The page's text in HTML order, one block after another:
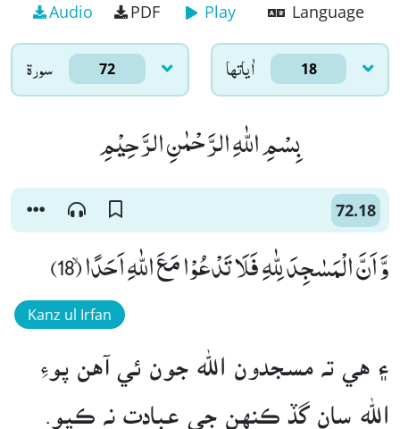
Audio PDF Play Language
سورۃ 72 اٰياتها 18
بِسْمِ اللّٰهِ الرَّحْمٰنِ الرَّحِیْمِ
72.18
وَّ اَنَّ الْمَسٰجِدَ لِلّٰهِ فَلَا تَدْعُوْا مَعَ اللّٰهِ اَحَدًاۙ (18)
Kanz ul Irfan
۽ هي ته مسجدون الله جون ئي آهن پوءِ
الله سان گڏ ڪنهن جي عبادت نه ڪيو.